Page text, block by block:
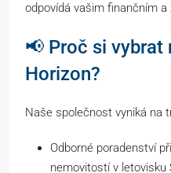
odpovídá vašim finančním
📢 Proč si
Horizon?
Naše společnost vyniká na
Odborné poradenství
nemovitostí v letovisku